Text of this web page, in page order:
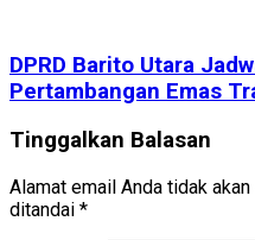
DPRD Barito Utara
Pertambangan Emas
Tinggalkan Balasan
Alamat email Anda tidak
ditandai *